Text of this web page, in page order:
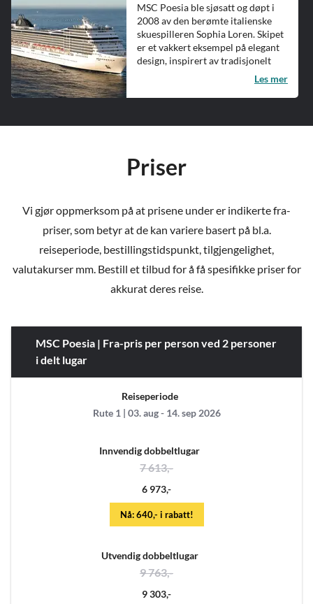
MSC Poesia ble sjøsatt og døpt i
2008 av den berømte italienske
skuespilleren Sophia Loren. Skipet
er et vakkert eksempel på elegant
design, inspirert av tradisjonelt
Les mer
Priser
Vi gjør oppmerksom på at prisene under er indikerte fra-
priser, som betyr at de kan variere basert på bl.a.
reiseperiode, bestillingstidspunkt, tilgjengelighet,
valutakurser mm. Bestill et tilbud for å få spesifikke priser for
akkurat deres reise.
MSC Poesia | Fra-pris per person ved 2 personer
i delt lugar
Reiseperiode
Rute 1 | 03. aug - 14. sep 2026
Innvendig dobbeltlugar
7 613,-
6 973,-
Nå: 640,- i rabatt!
Utvendig dobbeltlugar
9 763,-
9 303,-